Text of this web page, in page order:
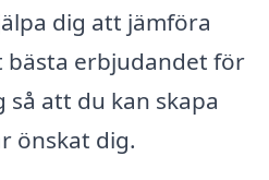
dig att jämföra
bästa erbjudandet för
att du kan skapa
önskat dig.